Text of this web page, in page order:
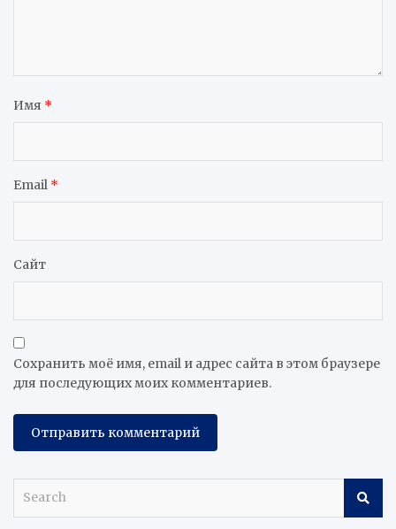
Имя *
Email *
Сайт
Сохранить моё имя, email и адрес сайта в этом браузере
для последующих моих комментариев.